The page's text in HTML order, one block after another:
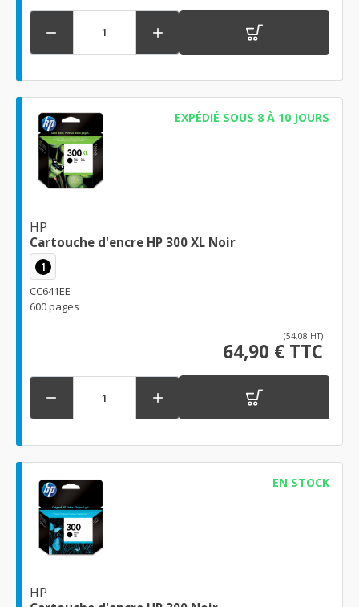
 
EXPÉDIÉ SOUS 8 À 10 JOURS
HP
Cartouche d'encre HP 300 XL Noir
1
CC641EE
600 pages
(54,08 HT)
64,90 € TTC
 
EN STOCK
HP